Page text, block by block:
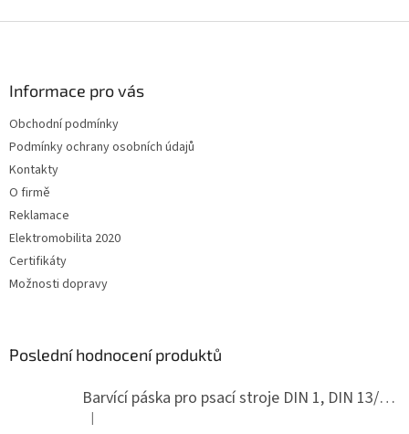
Informace pro vás
Obchodní podmínky
Podmínky ochrany osobních údajů
Kontakty
O firmě
Reklamace
Elektromobilita 2020
Certifikáty
Možnosti dopravy
Poslední hodnocení produktů
Barvící páska pro psací stroje DIN 1, DIN 13/10, LAND, PA červenočerná
Hodnocení produktu je 5 z 5 hvězdiček.
|